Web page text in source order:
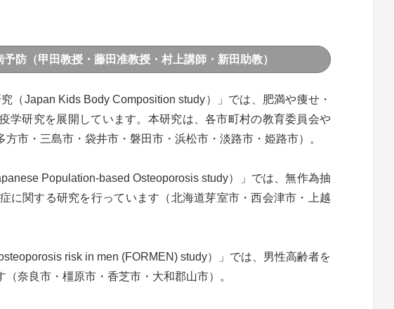
防（甲田教授・藤田准教授・村上講師・新田助教）
（Japan Kids Body Composition study）」では、肥満や痩せ・
学研究を展開しています。本研究は、各市町村の教育委員会や
市・三島市・袋井市・磐田市・浜松市・淡路市・姫路市）。
Population-based Osteoporosis study）」では、無作為抽
に関する研究を行っています（北海道芽室市・西会津市・上越
risk in men (FORMEN) study）」では、男性高齢者を
奈良市・橿原市・香芝市・大和郡山市）。